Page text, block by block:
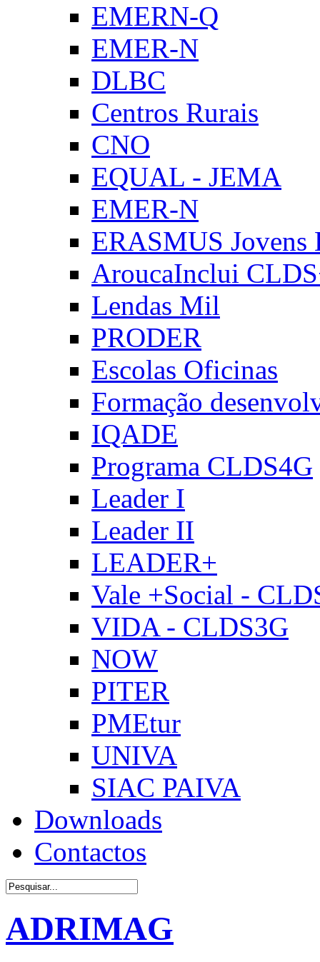
EMERN-Q
EMER-N
DLBC
Centros Rurais
CNO
EQUAL - JEMA
EMER-N
ERASMUS Jovens
AroucaInclui
Lendas Mil
PRODER
Escolas Oficinas
Formação
IQADE
Programa CLDS4G
Leader I
Leader II
LEADER+
Vale +Social -
VIDA - CLDS3G
NOW
PITER
PMEtur
UNIVA
SIAC PAIVA
Downloads
Contactos
ADRIMAG